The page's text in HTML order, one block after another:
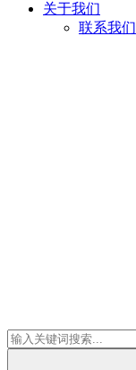
关于我们
联系我们